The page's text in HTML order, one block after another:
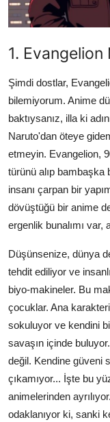
1.
Şimdi dostlar,
bilemiyorum. Anime
baktıysanız, illa ki
Naruto'dan öteye
etmeyin. Evangelion,
türünü alıp bambaşka
insanı çarpan bir
dövüştüğü bir anime
ergenlik bunalımı var,
Düşünsenize, dünya
tehdit ediliyor ve
biyo-makineler. Bu
çocuklar. Ana
sokuluyor ve kendini
savaşın içinde
değil. Kendine güveni
çıkamıyor... İşte bu
animelerinden
odaklanıyor ki, sanki